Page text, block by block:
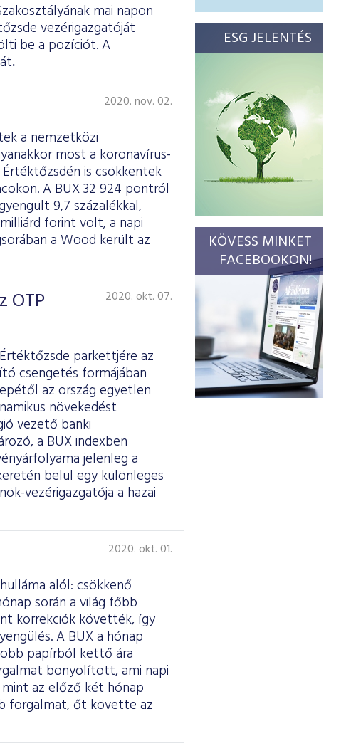
mai napon
vezérigazgatóját
be a pozíciót. A
.
2020. nov. 02.
a nemzetközi
most a koronavírus-
is csökkentek
A BUX 32 924 pontról
9,7 százalékkal,
forint volt, a napi
a Wood került az
OTP
2020. okt. 07.
parkettjére az
csengetés formájában
az ország egyetlen
növekedést
vezető banki
a BUX indexben
jelenleg a
belül egy különleges
vezérigazgatója a hazai
2020. okt. 01.
alól: csökkenő
során a világ főbb
korrekciók követték, így
A BUX a hónap
papírból kettő ára
bonyolított, ami napi
az előző két hónap
forgalmat, őt követte az
ESG JELENTÉS
KÖVESS MINKET
FACEBOOKON!